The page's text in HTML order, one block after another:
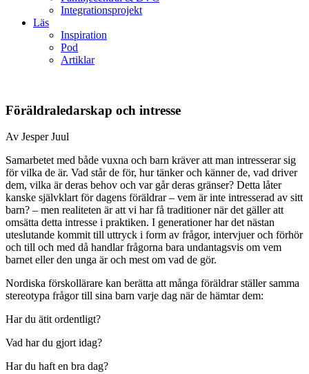
Integrationsprojekt
Läs
Inspiration
Pod
Artiklar
Föräldraledarskap och intresse
Av Jesper Juul
Samarbetet med både vuxna och barn kräver att man intresserar sig
för vilka de är. Vad står de för, hur tänker och känner de, vad driver
dem, vilka är deras behov och var går deras gränser? Detta låter
kanske självklart för dagens föräldrar – vem är inte intresserad av sitt
barn? – men realiteten är att vi har få traditioner när det gäller att
omsätta detta intresse i praktiken. I generationer har det nästan
uteslutande kommit till uttryck i form av frågor, intervjuer och förhör
och till och med då handlar frågorna bara undantagsvis om vem
barnet eller den unga är och mest om vad de gör.
Nordiska förskollärare kan berätta att många föräldrar ställer samma
stereotypa frågor till sina barn varje dag när de hämtar dem:
Har du ätit ordentligt?
Vad har du gjort idag?
Har du haft en bra dag?